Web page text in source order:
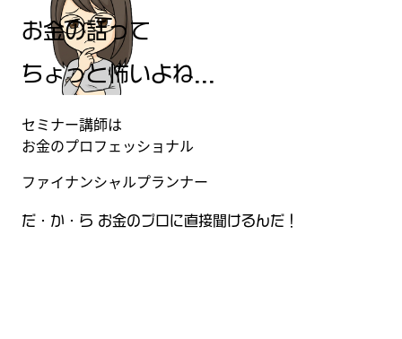
お金の話って
ちょっと怖いよね...
セミナー講師は
お金のプロフェッショナル
ファイナンシャルプランナー
だ ・ か ・ ら お金のプロに直接聞けるんだ！